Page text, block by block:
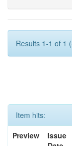
Results 1-1 of 1
Item hits:
Preview
Issue